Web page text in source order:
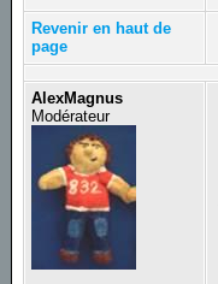
Revenir en haut de
page
AlexMagnus
Modérateur